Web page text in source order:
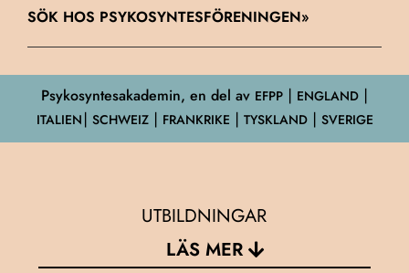
SÖK HOS PSYKOSYNTESFÖRENINGEN»
Psykosyntesakademin, en del av EFPP⎮ ENGLAND ⎮
ITALIEN⎮ SCHWEIZ ⎮ FRANKRIKE ⎮ TYSKLAND ⎮ SVERIGE
UTBILDNINGAR
LÄS MER